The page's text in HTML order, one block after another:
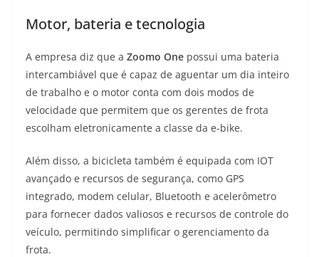
Motor, bateria e tecnologia
A empresa diz que a Zoomo One possui uma bateria
intercambiável que é capaz de aguentar um dia inteiro
de trabalho e o motor conta com dois modos de
velocidade que permitem que os gerentes de frota
escolham eletronicamente a classe da e-bike.
Além disso, a bicicleta também é equipada com IOT
avançado e recursos de segurança, como GPS
integrado, modem celular, Bluetooth e acelerômetro
para fornecer dados valiosos e recursos de controle do
veículo, permitindo simplificar o gerenciamento da
frota.